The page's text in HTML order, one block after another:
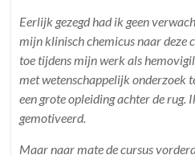
Eerlijk gezegd had ik geen
mijn klinisch chemicus naar deze
toe tijdens mijn werk als
met wetenschappelijk onderzoek
een grote opleiding achter de rug.
gemotiveerd.
Maar naar mate de cursus